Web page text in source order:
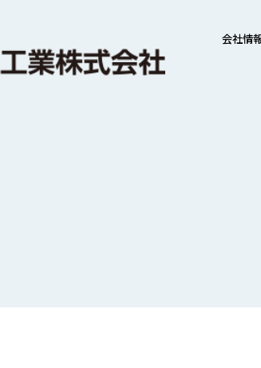
会社情